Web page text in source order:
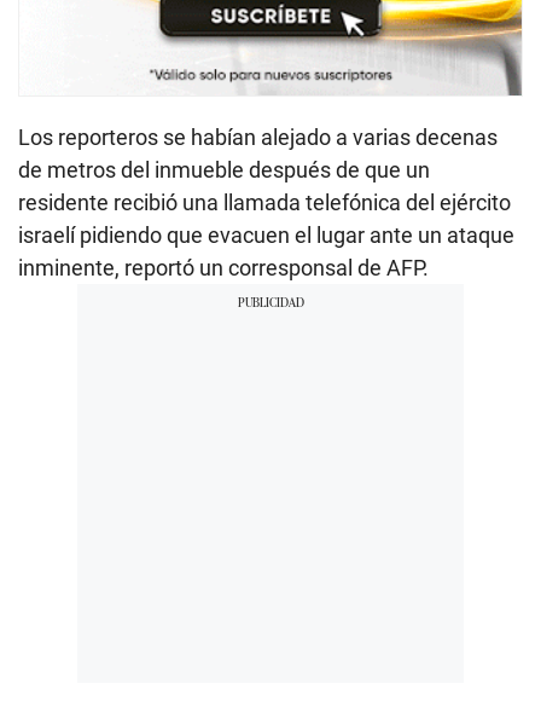
Los reporteros se habían alejado a varias decenas
de metros del inmueble después de que un
residente recibió una llamada telefónica del ejército
israelí pidiendo que evacuen el lugar ante un ataque
inminente, reportó un corresponsal de AFP.